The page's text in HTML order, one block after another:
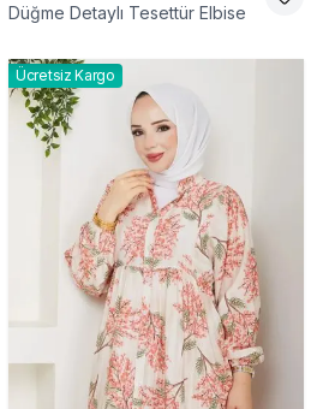
Düğme Detaylı Tesettür Elbise
Ücretsiz Kargo